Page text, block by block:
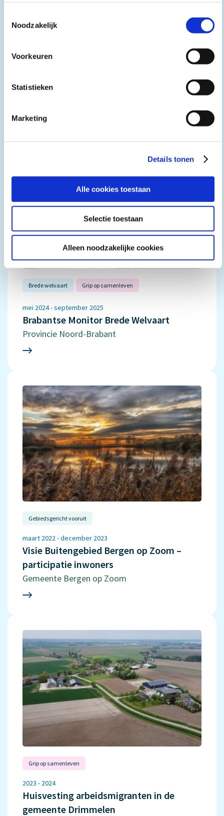
Noodzakelijk
Voorkeuren
Statistieken
Marketing
Details tonen
Alle cookies toestaan
Selectie toestaan
Alleen noodzakelijke cookies
Grip op samenleven
Draagkracht arbeidsmigratie Peel en Maas
Brede welvaart Grip op samenleven
mei 2024 - september 2025
Brabantse Monitor Brede Welvaart
Provincie Noord-Brabant
Gebiedsgericht vooruit
maart 2022 - december 2023
Visie Buitengebied Bergen op Zoom –
participatie inwoners
Gemeente Bergen op Zoom
Grip op samenleven
2023 - 2024
Huisvesting arbeidsmigranten in de
gemeente Drimmelen